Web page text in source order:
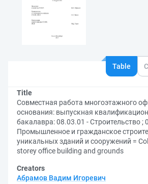
Table
Title
Совместная работа многоэтажного
основания: выпускная
бакалавра: 08.03.01 - Строительство ;
Промышленное и гражданское
уникальных зданий и сооружений =
storey office building and grounds
Creators
Абрамов Вадим Игоревич